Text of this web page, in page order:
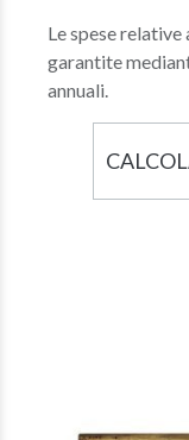
Le spese
garantite
annuali.